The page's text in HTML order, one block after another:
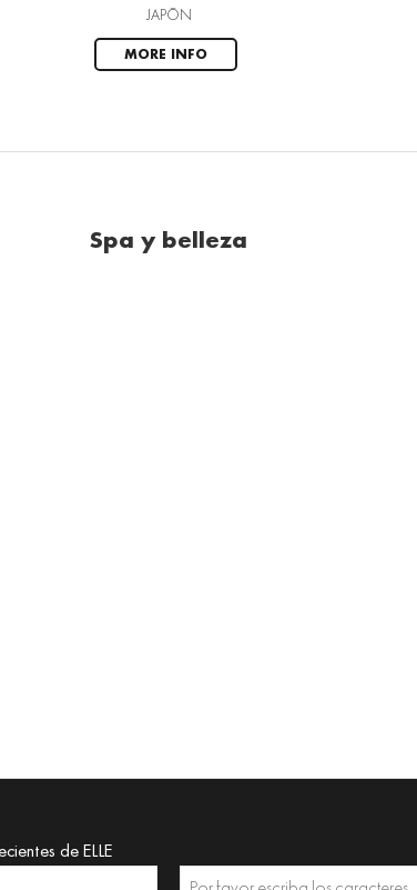
JAPÓN
MORE INFO
Spa y belleza
de ELLE